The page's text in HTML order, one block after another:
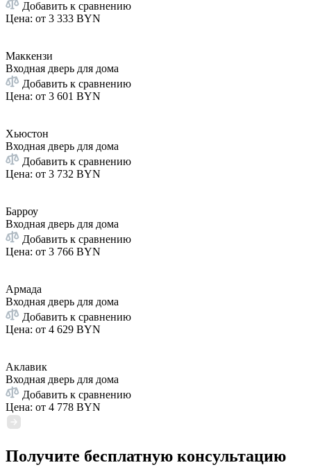
Добавить к сравнению
Цена: от 3 333 BYN
Маккензи
Входная дверь для дома
Добавить к сравнению
Цена: от 3 601 BYN
Хьюстон
Входная дверь для дома
Добавить к сравнению
Цена: от 3 732 BYN
Барроу
Входная дверь для дома
Добавить к сравнению
Цена: от 3 766 BYN
Армада
Входная дверь для дома
Добавить к сравнению
Цена: от 4 629 BYN
Аклавик
Входная дверь для дома
Добавить к сравнению
Цена: от 4 778 BYN
Получите бесплатную консультацию